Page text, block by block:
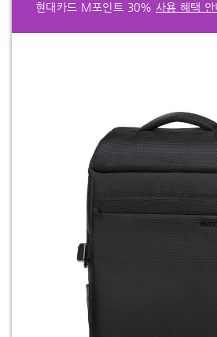
현대카드 M포인트 30% 사용 혜택 안